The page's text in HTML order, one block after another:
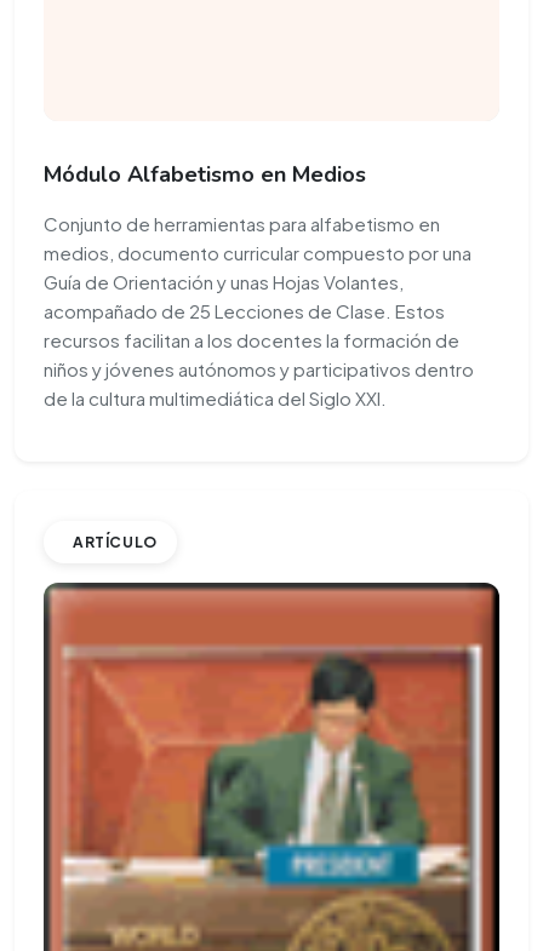
Módulo Alfabetismo en Medios
Conjunto de herramientas para alfabetismo en
medios, documento curricular compuesto por una
Guía de Orientación y unas Hojas Volantes,
acompañado de 25 Lecciones de Clase. Estos
recursos facilitan a los docentes la formación de
niños y jóvenes autónomos y participativos dentro
de la cultura multimediática del Siglo XXI.
ARTÍCULO